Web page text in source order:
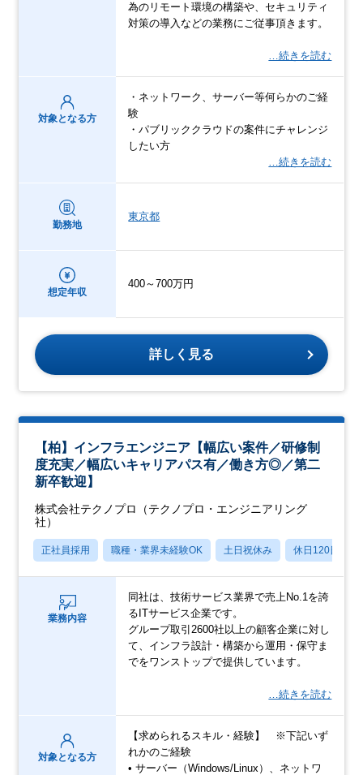
為のリモート環境の構築や、セキュリティ
対策の導入などの業務にご従事頂きます。
…続きを読む
対象となる方
・ネットワーク、サーバー等何らかのご経
験
・パブリッククラウドの案件にチャレンジ
したい方
…続きを読む
勤務地
東京都
想定年収
400～700万円
詳しく見る
【柏】インフラエンジニア【幅広い案件／研修制
度充実／幅広いキャリアパス有／働き方◎／第二
新卒歓迎】
株式会社テクノプロ（テクノプロ・エンジニアリング
社）
正社員採用 職種・業界未経験OK 土日祝休み 休日120日以上
業務内容
同社は、技術サービス業界で売上No.1を誇
るITサービス企業です。
グループ取引2600社以上の顧客企業に対し
て、インフラ設計・構築から運用・保守ま
でをワンストップで提供しています。
…続きを読む
対象となる方
【求められるスキル・経験】 ※下記いず
れかのご経験
• サーバー（Windows/Linux）、ネットワ